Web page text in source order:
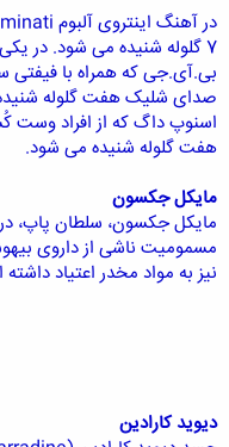
7 گلوله شنیده می شود. در
بی.آی.جی که همراه با
صدای شلیک هفت گلوله
اسنوپ داگ که از افراد
هفت گلوله شنیده می شود.
مایکل جکسون
مسمومیت ناشی از داروی
نیز به مواد مخدر اعتیاد
دیوید کارادین